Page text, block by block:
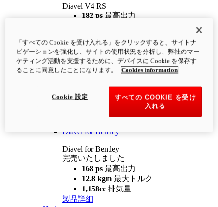
Diavel V4 RS
182 ps 最高出力
¥4,400,000 i
コンフィギュレーター 製品詳細
newV4 RS 100
12.2 kgm
最大トルク
装備重量（燃料を除く）
Diavel for Bentley
Diavel for Bentley
完売いたしました
168 ps 最高出力
12.8 kgm 最大トルク
1,158cc 排気量
製品詳細
「すべての Cookie を受け入れる」をクリックすると、サイトナ
ビゲーションを強化し、サイトの使用状況を分析し、弊社のマー
ケティング活動を支援するために、デバイスに Cookie を保存す
ることに同意したことになります。
Cookies information
すべての COOKIE を受け
入れる
Cookie 設定